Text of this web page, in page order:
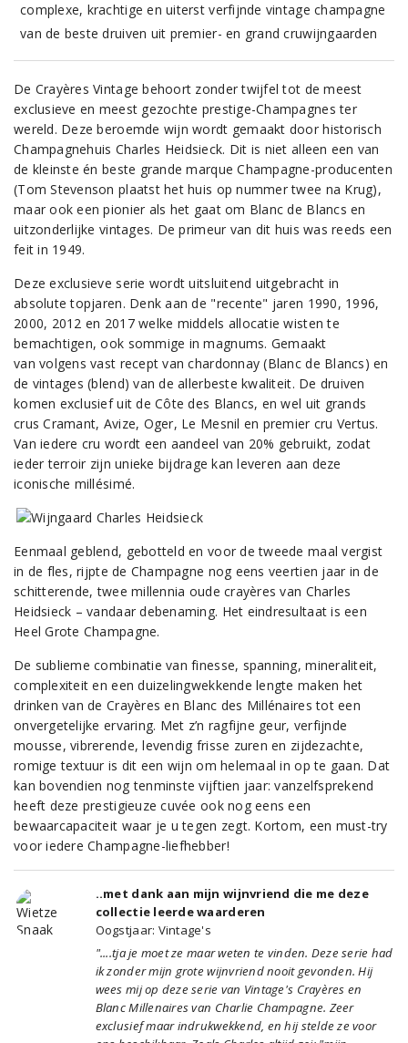
complexe, krachtige en uiterst verfijnde vintage champagne
van de beste druiven uit premier- en grand cruwijngaarden
De Crayères Vintage behoort zonder twijfel tot de meest
exclusieve en meest gezochte prestige-Champagnes ter
wereld. Deze beroemde wijn wordt gemaakt door historisch
Champagnehuis Charles Heidsieck. Dit is niet alleen een van
de kleinste én beste grande marque Champagne-producenten
(Tom Stevenson plaatst het huis op nummer twee na Krug),
maar ook een pionier als het gaat om Blanc de Blancs en
uitzonderlijke vintages. De primeur van dit huis was reeds een
feit in 1949.
Deze exclusieve serie wordt uitsluitend uitgebracht in
absolute topjaren. Denk aan de "recente" jaren 1990, 1996,
2000, 2012 en 2017 welke middels allocatie wisten te
bemachtigen, ook sommige in magnums. Gemaakt
van volgens vast recept van chardonnay (Blanc de Blancs) en
de vintages (blend) van de allerbeste kwaliteit. De druiven
komen exclusief uit de Côte des Blancs, en wel uit grands
crus Cramant, Avize, Oger, Le Mesnil en premier cru Vertus.
Van iedere cru wordt een aandeel van 20% gebruikt, zodat
ieder terroir zijn unieke bijdrage kan leveren aan deze
iconische millésimé.
Eenmaal geblend, gebotteld en voor de tweede maal vergist
in de fles, rijpte de Champagne nog eens veertien jaar in de
schitterende, twee millennia oude crayères van Charles
Heidsieck – vandaar debenaming. Het eindresultaat is een
Heel Grote Champagne.
De sublieme combinatie van finesse, spanning, mineraliteit,
complexiteit en een duizelingwekkende lengte maken het
drinken van de Crayères en Blanc des Millénaires tot een
onvergetelijke ervaring. Met z’n ragfijne geur, verfijnde
mousse, vibrerende, levendig frisse zuren en zijdezachte,
romige textuur is dit een wijn om helemaal in op te gaan. Dat
kan bovendien nog tenminste vijftien jaar: vanzelfsprekend
heeft deze prestigieuze cuvée ook nog eens een
bewaarcapaciteit waar je u tegen zegt. Kortom, een must-try
voor iedere Champagne-liefhebber!
..met dank aan mijn wijnvriend die me deze
collectie leerde waarderen
Oogstjaar: Vintage's
"....tja je moet ze maar weten te vinden. Deze serie had
ik zonder mijn grote wijnvriend nooit gevonden. Hij
wees mij op deze serie van Vintage's Crayères en
Blanc Millenaires van Charlie Champagne. Zeer
exclusief maar indrukwekkend, en hij stelde ze voor